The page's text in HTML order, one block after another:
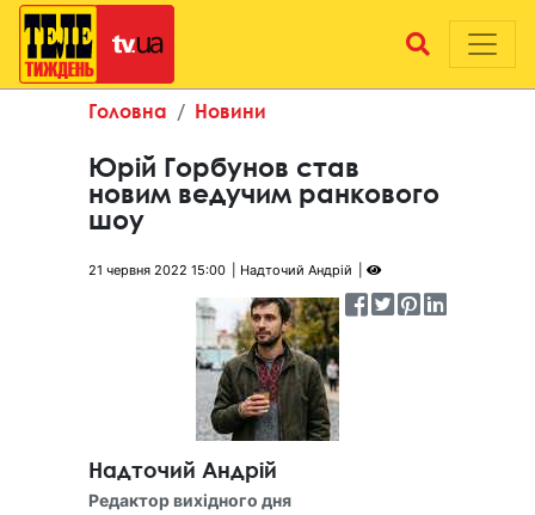
Головна Новини
Юрій Горбунов став
новим ведучим ранкового
шоу
21 червня 2022 15:00 Надточий Андрій
Надточий Андрій
Редактор вихідного дня